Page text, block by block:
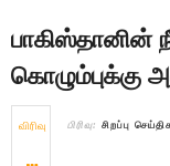
பாகிஸ்தானின்
கொழும்புக்கு
விரிவு பிரிவு: சிறப்பு